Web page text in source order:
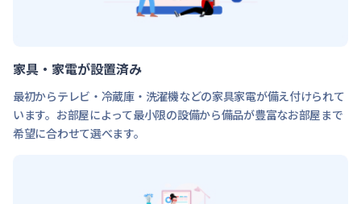
家具・家電が設置済み
最初からテレビ・冷蔵庫・洗濯機などの家具家電が備え付けられて
います。お部屋によって最小限の設備から備品が豊富なお部屋まで
希望に合わせて選べます。